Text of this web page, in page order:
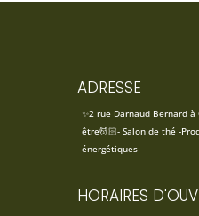
ADRESSE
✨2 rue Darnaud Bernard
être💆🏻- Salon de thé -
énergétiques
HORAIRES